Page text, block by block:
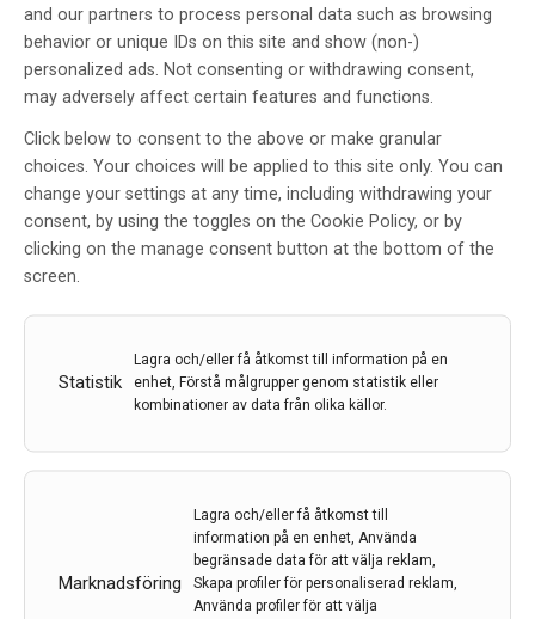
and our partners to process personal data such as browsing
behavior or unique IDs on this site and show (non-)
personalized ads. Not consenting or withdrawing consent,
may adversely affect certain features and functions.
Click below to consent to the above or make granular
choices. Your choices will be applied to this site only. You can
change your settings at any time, including withdrawing your
consent, by using the toggles on the Cookie Policy, or by
clicking on the manage consent button at the bottom of the
screen.
Statistik
Lagra och/eller få åtkomst till information på en
enhet, Förstå målgrupper genom statistik eller
kombinationer av data från olika källor.
Marknadsföring
Lagra och/eller få åtkomst till
information på en enhet, Använda
begränsade data för att välja reklam,
Skapa profiler för personaliserad reklam,
Använda profiler för att välja
analysmetod
Malins forskning utvecklar
diagnostiken för borrelia
Region Jönköping
24 nov 2020
Varje år insjuknar cirka 230 000 personer i Europa,
varav 10 000 i Sverige, i borrelia, sjukdomen som sprids
Region Jönköpings län, forskat om sedan 2012.